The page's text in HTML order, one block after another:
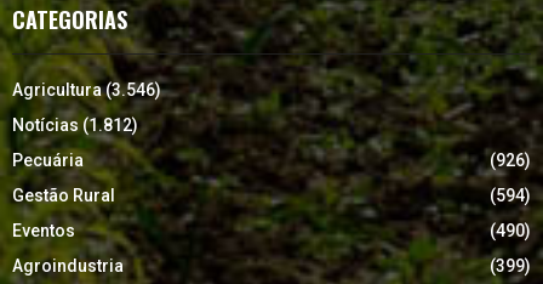
CATEGORIAS
Agricultura(3.546)
Notícias (1.812)
Pecuária
(926)
Gestão Rural
(594)
Eventos
(490)
Agroindustria
(399)